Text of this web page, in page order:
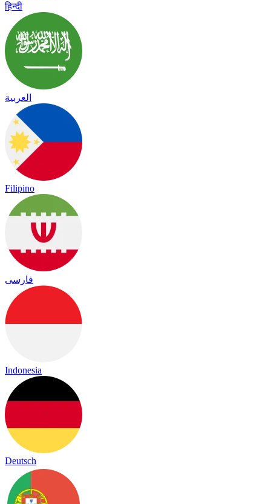
हिन्दी
العربية
Filipino
فارسی
Indonesia
Deutsch